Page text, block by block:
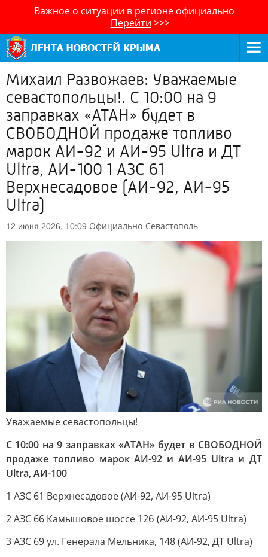
Важное о ситуации в регионе официально
Перейти >>>
Михаил Развожаев: Уважаемые
севастопольцы!. С 10:00 на 9
заправках «АТАН» будет в
СВОБОДНОЙ продаже топливо
марок АИ-92 и АИ-95 Ultra и ДТ
Ultra, АИ-100 1 АЗС 61
Верхнесадовое (АИ-92, АИ-95
Ultra)
12 июня 2026, 10:09 Официально Севастополь
Уважаемые севастопольцы!
С 10:00 на 9 заправках «АТАН» будет в СВОБОДНОЙ
продаже топливо марок АИ-92 и АИ-95 Ultra и ДТ
Ultra, АИ-100
1 АЗС 61 Верхнесадовое (АИ-92, АИ-95 Ultra)
2 АЗС 66 Камышовое шоссе 12б (АИ-92, АИ-95 Ultra)
3 АЗС 69 ул. Генерала Мельника, 148 (АИ-92, ДТ Ultra)